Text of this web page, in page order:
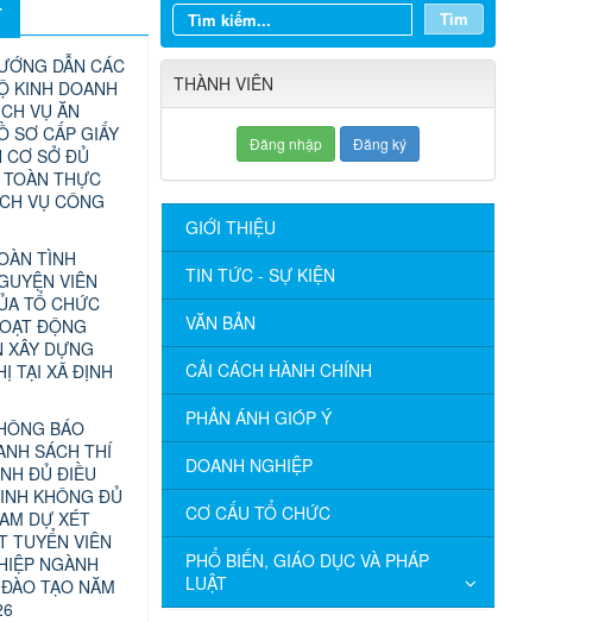
Tìm
THÀNH VIÊN
Đăng nhập Đăng ký
GIỚI THIỆU
TIN TỨC - SỰ KIỆN
VĂN BẢN
CẢI CÁCH HÀNH CHÍNH
PHẢN ÁNH GIÓP Ý
DOANH NGHIỆP
CƠ CẤU TỔ CHỨC
PHỔ BIẾN, GIÁO DỤC VÀ PHÁP
LUẬT
DẪN CÁC
KINH DOANH
VỤ ĂN
SƠ CẤP GIẤY
CƠ SỞ ĐỦ
THỰC
VỤ CÔNG
TÌNH
VIÊN
TỔ CHỨC
ĐỘNG
XÂY DỰNG
TẠI XÃ ĐỊNH
BÁO
SÁCH THÍ
ĐỦ ĐIỀU
KHÔNG ĐỦ
DỰ XÉT
TUYỂN VIÊN
NGÀNH
TẠO NĂM